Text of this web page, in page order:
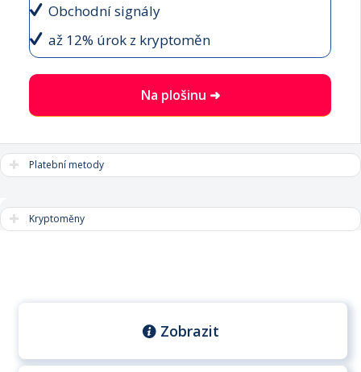
Obchodní signály
až 12% úrok z kryptoměn
Na plošinu ➜
Platební metody
Kryptoměny
Zobrazit